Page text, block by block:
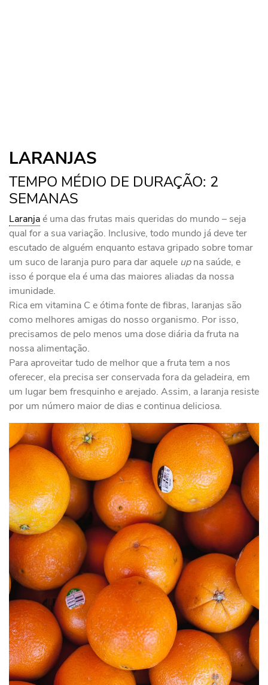
LARANJAS
TEMPO MÉDIO DE DURAÇÃO: 2
SEMANAS
Laranjaé uma das frutas mais queridas do mundo – seja
qual for a sua variação. Inclusive, todo mundo já deve ter
escutado de alguém enquanto estava gripado sobre tomar
um suco de laranja puro para dar aquele upna saúde, e
isso é porque ela é uma das maiores aliadas da nossa
imunidade.
Rica em vitamina C e ótima fonte de fibras, laranjas são
como melhores amigas do nosso organismo. Por isso,
precisamos de pelo menos uma dose diária da fruta na
nossa alimentação.
Para aproveitar tudo de melhor que a fruta tem a nos
oferecer, ela precisa ser conservada fora da geladeira, em
um lugar bem fresquinho e arejado. Assim, a laranja resiste
por um número maior de dias e continua deliciosa.